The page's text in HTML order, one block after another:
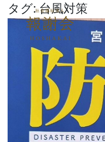
タグ:台風対策